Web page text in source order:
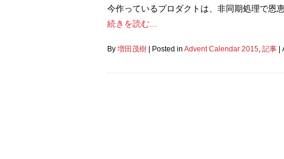
今作っているプロダクトは、非同期処理で恩
続きを読む...
By 増田茂樹 Posted in Advent Calendar 2015, 記事